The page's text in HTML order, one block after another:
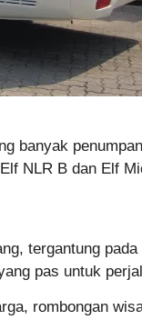
banyak
NLR B dan Elf
tergantung
pas untuk
rombongan